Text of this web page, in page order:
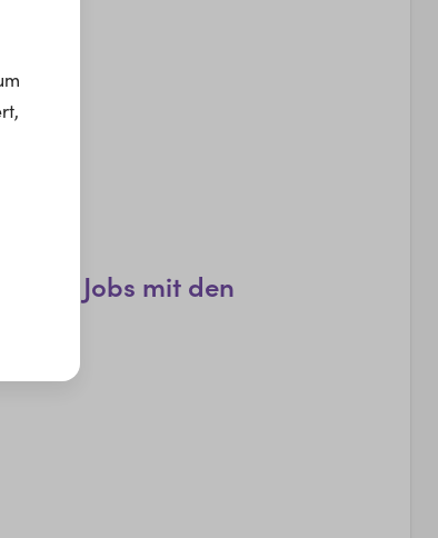
Jobs mit den